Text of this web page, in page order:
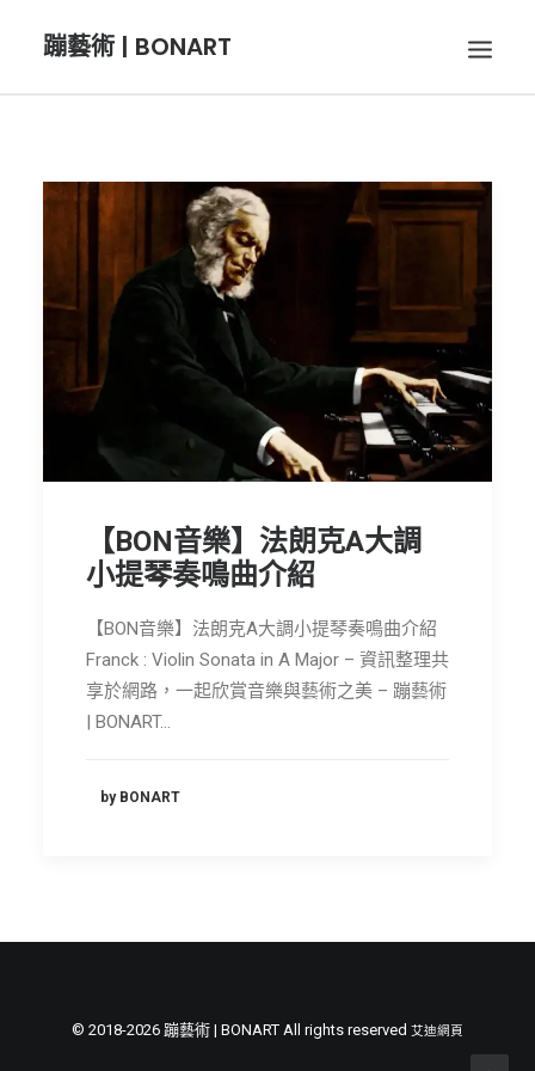
蹦藝術 | BONART
BON攝影
BON旅行
節慶長笛樂團
關於我們
會員專區
SEARCH
【BON音樂】法朗克A大調
小提琴奏鳴曲介紹
【BON音樂】法朗克A大調小提琴奏鳴曲介紹
Franck : Violin Sonata in A Major – 資訊整理共
享於網路，一起欣賞音樂與藝術之美 – 蹦藝術
| BONART…
by BONART
© 2018-2026 蹦藝術 | BONART All rights reserved 艾迪網頁